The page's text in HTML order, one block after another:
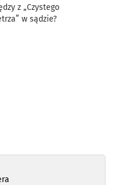
z „Czystego
w sądzie?